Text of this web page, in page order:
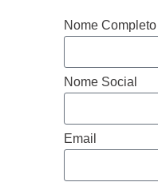
Nome Completo
Nome Social
Email